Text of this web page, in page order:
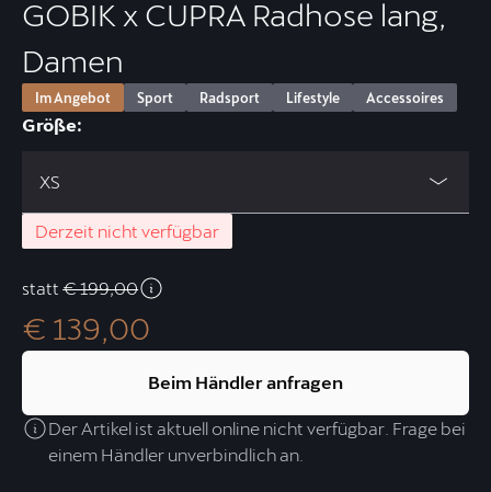
GOBIK x CUPRA Radhose lang,
Damen
Im Angebot Sport Radsport Lifestyle Accessoires
Größe:
XS
Derzeit nicht verfügbar
statt€ 199,00
€ 139,00
Beim Händler anfragen
Der Artikel ist aktuell online nicht verfügbar. Frage bei
einem Händler unverbindlich an.